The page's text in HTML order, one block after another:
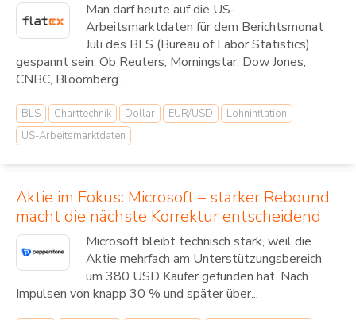
Man darf heute auf die US-
Arbeitsmarktdaten für dem Berichtsmonat
Juli des BLS (Bureau of Labor Statistics)
gespannt sein. Ob Reuters, Morningstar, Dow Jones,
CNBC, Bloomberg...
BLS Charttechnik Dollar EUR/USD
Lohninflation
US-Arbeitsmarktdaten
Aktie im Fokus: Microsoft – starker Rebound
macht die nächste Korrektur entscheidend
Microsoft bleibt technisch stark, weil die
Aktie mehrfach am Unterstützungsbereich
um 380 USD Käufer gefunden hat. Nach
Impulsen von knapp 30 % und später über...